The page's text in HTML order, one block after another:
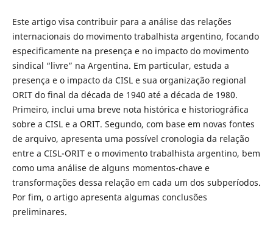
Este artigo visa contribuir para a análise das relações
internacionais do movimento trabalhista argentino, focando
especificamente na presença e no impacto do movimento
sindical “livre” na Argentina. Em particular, estuda a
presença e o impacto da CISL e sua organização regional
ORIT do final da década de 1940 até a década de 1980.
Primeiro, inclui uma breve nota histórica e historiográfica
sobre a CISL e a ORIT. Segundo, com base em novas fontes
de arquivo, apresenta uma possível cronologia da relação
entre a CISL-ORIT e o movimento trabalhista argentino, bem
como uma análise de alguns momentos-chave e
transformações dessa relação em cada um dos subperíodos.
Por fim, o artigo apresenta algumas conclusões
preliminares.